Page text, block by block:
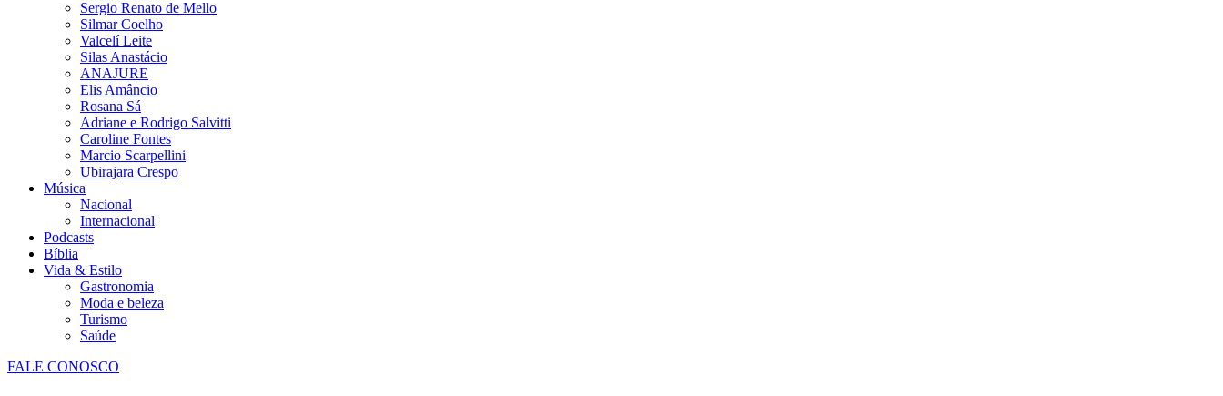
Sergio Renato de Mello
Silmar Coelho
Valcelí Leite
Silas Anastácio
ANAJURE
Elis Amâncio
Rosana Sá
Adriane e Rodrigo Salvitti
Caroline Fontes
Marcio Scarpellini
Ubirajara Crespo
Música
Nacional
Internacional
Podcasts
Bíblia
Vida & Estilo
Gastronomia
Moda e beleza
Turismo
Saúde
FALE CONOSCO